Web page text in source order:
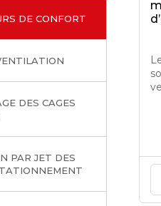
DE CONFORT
DES CAGES
PAR JET DES